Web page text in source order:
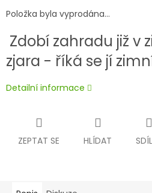
Položka byla vyprodána…
Zdobí zahradu již v
zjara - říká se jí
Detailní informace
ZEPTAT SE HLÍDAT